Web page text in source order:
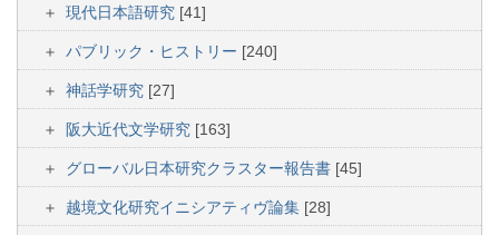
現代日本語研究 [41]
パブリック・ヒストリー [240]
神話学研究 [27]
阪大近代文学研究 [163]
グローバル日本研究クラスター報告書 [45]
越境文化研究イニシアティヴ論集 [28]